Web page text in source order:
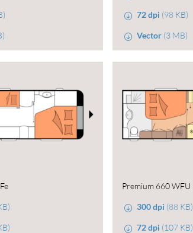
72 dpi (98 KB)
Vector (3 MB)
Premium 660 WFU
300 dpi (88 KB)
72 dpi (107 KB)